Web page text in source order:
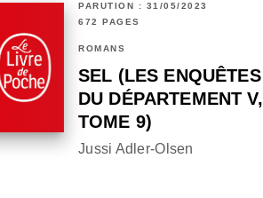
PARUTION : 31/05/2023
672 PAGES
ROMANS
SEL (LES ENQUÊTES
DU DÉPARTEMENT V,
TOME 9)
Jussi Adler-Olsen